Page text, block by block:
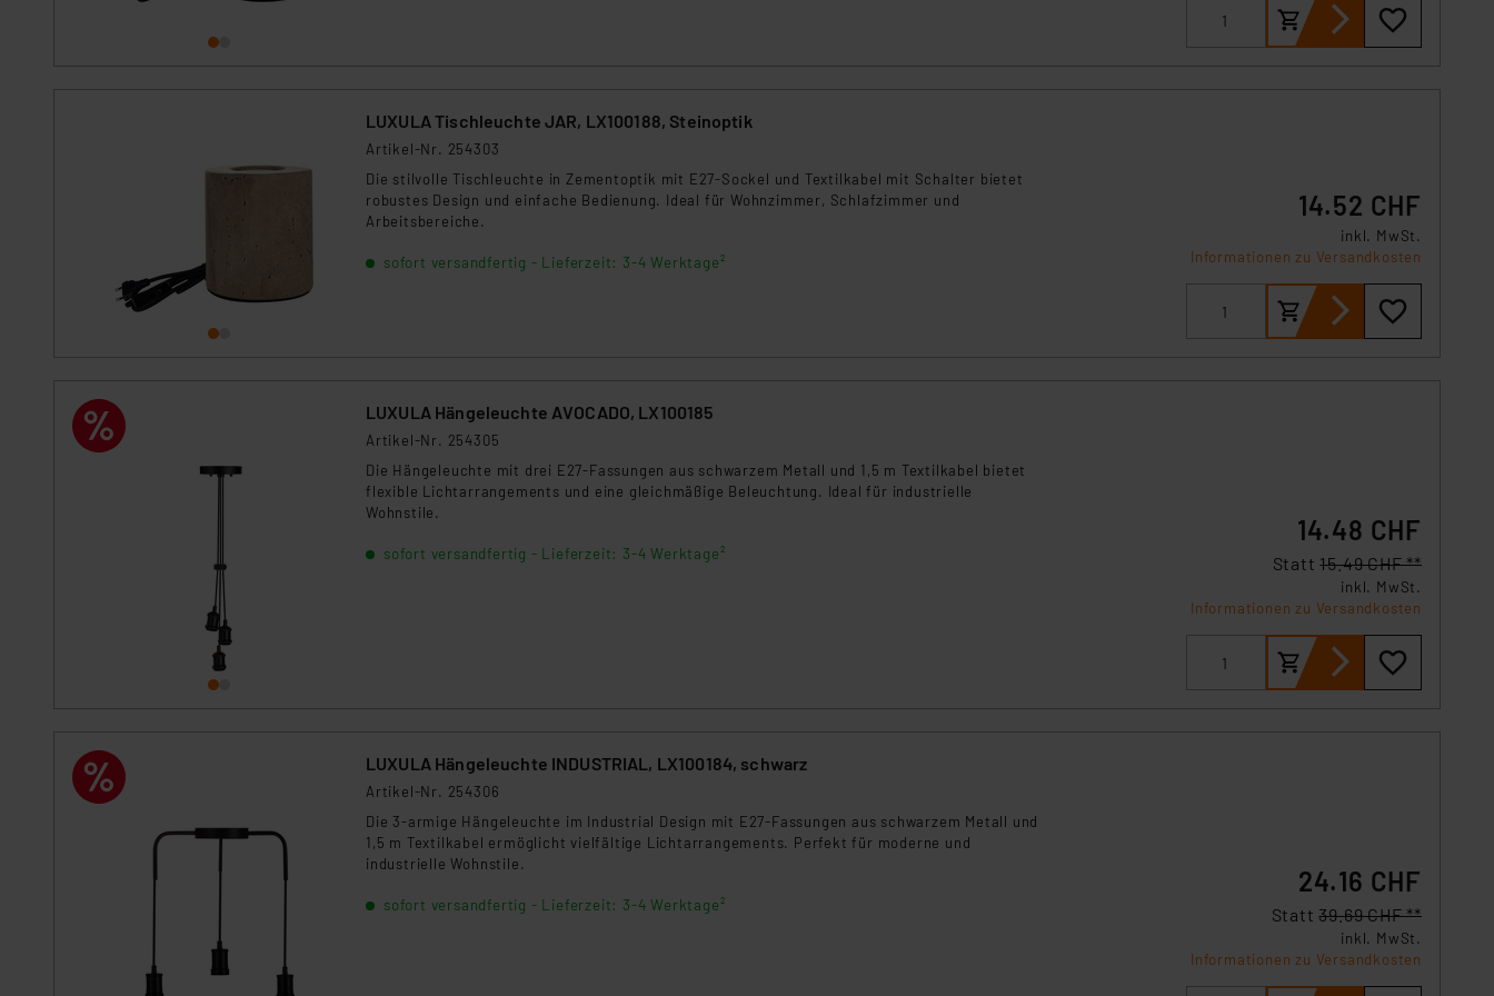
Daten, verbundenen Risiken.“
Impressum|Datenschutzerklärung
LUXULA Tischleuchte JAR, LX100188, Steinoptik
Artikel-Nr. 254303
Die stilvolle Tischleuchte in Zementoptik mit E27-Sockel und Textilkabel mit Schalter bietet
robustes Design und einfache Bedienung. Ideal für Wohnzimmer, Schlafzimmer und
Arbeitsbereiche.
sofort versandfertig - Lieferzeit: 3-4 Werktage²
14.52 CHF
inkl. MwSt.
Informationen zu Versandkosten
LUXULA Hängeleuchte AVOCADO, LX100185
Artikel-Nr. 254305
Die Hängeleuchte mit drei E27-Fassungen aus schwarzem Metall und 1,5 m Textilkabel bietet
flexible Lichtarrangements und eine gleichmäßige Beleuchtung. Ideal für industrielle
Wohnstile.
sofort versandfertig - Lieferzeit: 3-4 Werktage²
14.48 CHF
Statt15.49 CHF **
inkl. MwSt.
Informationen zu Versandkosten
LUXULA Hängeleuchte INDUSTRIAL, LX100184, schwarz
Artikel-Nr. 254306
Die 3-armige Hängeleuchte im Industrial Design mit E27-Fassungen aus schwarzem Metall und
1,5 m Textilkabel ermöglicht vielfältige Lichtarrangements. Perfekt für moderne und
industrielle Wohnstile.
sofort versandfertig - Lieferzeit: 3-4 Werktage²
24.16 CHF
Statt39.69 CHF **
inkl. MwSt.
Informationen zu Versandkosten